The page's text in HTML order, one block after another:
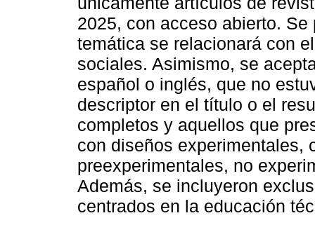
2025, con acceso abierto.
temática se relacionará con
sociales. Asimismo, se
español o inglés, que no
descriptor en el título o el
completos y aquellos que
con diseños experimentales,
preexperimentales, no
Además, se incluyeron
centrados en la educación